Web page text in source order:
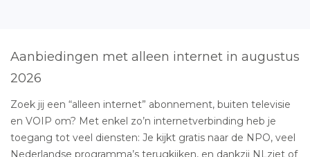
Aanbiedingen met alleen internet in augustus
2026
Zoek jij een “alleen internet” abonnement, buiten televisie
en VOIP om? Met enkel zo’n internetverbinding heb je
toegang tot veel diensten: Je kijkt gratis naar de NPO, veel
Nederlandse programma’s terugkijken, en dankzij NLziet of